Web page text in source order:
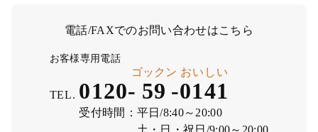
電話/FAXでのお問い合わせはこちら
お客様専用電話
TEL. 0120- 59
ゴックン
-0141
おいしい
受付時間： 平日/8:40～20:00
土・日・祝日/9:00～20:00